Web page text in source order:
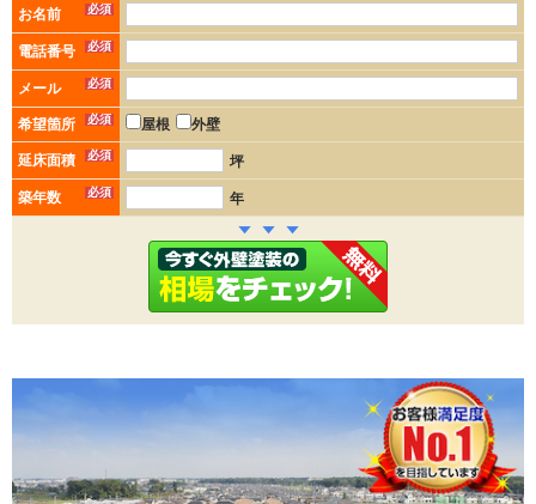
お名前 必須
電話番号 必須
メール 必須
希望箇所 必須 屋根 外壁
延床面積 必須 坪
築年数 必須 年